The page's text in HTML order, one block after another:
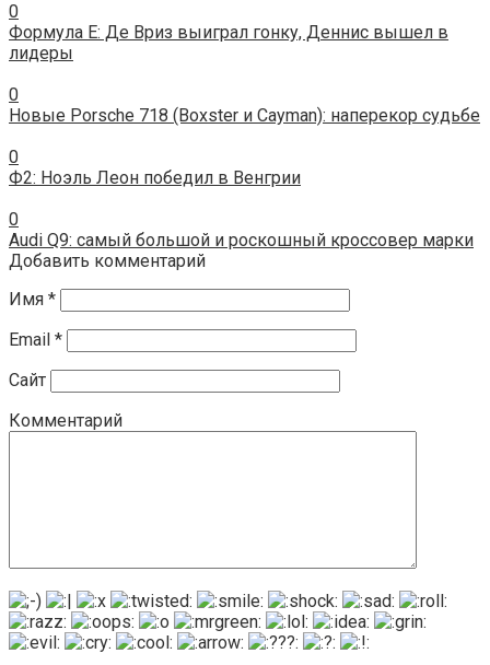
0
Формула E: Де Вриз выиграл гонку, Деннис вышел в
лидеры
0
Новые Porsche 718 (Boxster и Cayman): наперекор судьбе
0
Ф2: Ноэль Леон победил в Венгрии
0
Audi Q9: самый большой и роскошный кроссовер марки
Добавить комментарий
Имя *
Email *
Сайт
Комментарий